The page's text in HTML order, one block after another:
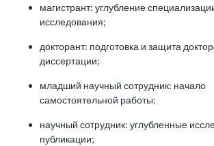
магистрант: углубление
исследования;
докторант: подготовка и защита
диссертации;
младший научный сотрудник: начало
самостоятельной работы;
научный сотрудник: углубленные
публикации;